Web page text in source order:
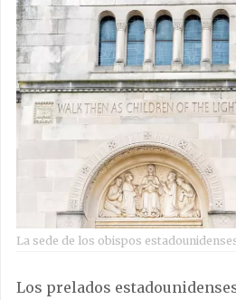
La sede de los obispos
Los prelados